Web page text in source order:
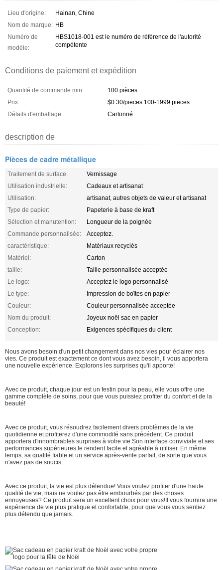
Lieu d'origine:
Hainan, Chine
Nom de marque: HB
Numéro de
modèle:
HBS1018-001 est le numéro de référence de l'autorité
compétente
Conditions de paiement et expédition
Quantité de commande min:
100 pièces
Prix:
$0.30/pieces 100-1999 pieces
Détails d'emballage:
Cartonné
description de
Pièces de cadre métallique
Traitement de surface:
Vernissage
Utilisation industrielle:
Cadeaux et artisanat
Utilisation:
artisanat, autres objets de valeur et artisanat
Type de papier:
Papeterie à base de kraft
Sélection et manutention:
Longueur de la poignée
Commande personnalisée:
Acceptez.
caractéristique:
Matériaux recyclés
Matériel:
Carton
taille:
Taille personnalisée acceptée
Le logo:
Acceptez le logo personnalisé
Le type:
Impression de boîtes en papier
Couleur:
Couleur personnalisée acceptée
Nom du produit:
Joyeux noël sac en papier
Conception:
Exigences spécifiques du client
Nous avons besoin d'un petit changement dans nos vies pour éclairer nos
vies. Ce produit est exactement ce dont vous avez besoin, il vous apportera
une nouvelle expérience. Explorons les surprises qu'il apporte!
Avec ce produit, chaque jour est un festin pour la peau, elle vous offre une
gamme complète de soins, pour que vous puissiez profiter du confort et de la
beauté!
Avec ce produit, vous résoudrez facilement divers problèmes de la vie
quotidienne et profiterez d'une commodité sans précédent. Ce produit
apportera d'innombrables surprises à votre vie.Son interface conviviale et ses
performances supérieures le rendent facile et agréable à utiliser. En même
temps, sa qualité fiable et un service après-vente parfait, de sorte que vous
n'avez pas de soucis.
Avec ce produit, la vie est plus détendue! Vous voulez profiter d'une haute
qualité de vie, mais ne voulez pas être embourbés par des choses
ennuyeuses? Ce produit sera un excellent choix pour vous!Il vous fournira une
expérience de vie plus pratique et confortable, pour que vous vous sentiez
plus détendu que jamais.